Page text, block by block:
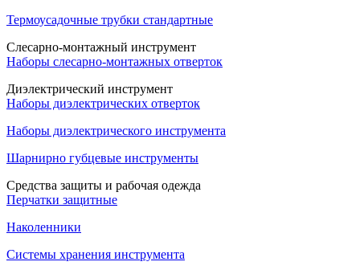
Термоусадочные трубки стандартные
Слесарно-монтажный инструмент
Наборы слесарно-монтажных отверток
Диэлектрический инструмент
Наборы диэлектрических отверток
Наборы диэлектрического инструмента
Шарнирно губцевые инструменты
Средства защиты и рабочая одежда
Перчатки защитные
Наколенники
Системы хранения инструмента